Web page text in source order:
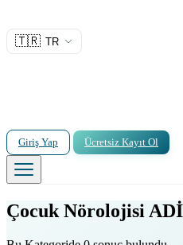
🇹🇷 TR
Giriş Yap Ücretsiz Kayıt Ol
Çocuk Nörolojisi